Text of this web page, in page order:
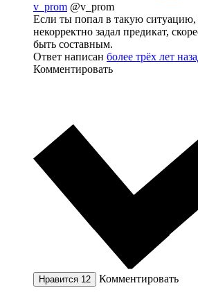
v_prom @v_prom
Если ты попал в такую ситуацию,
некорректно задал предикат,
быть составным.
Ответ написан более трёх лет
Комментировать
Нравится 12 Комментировать